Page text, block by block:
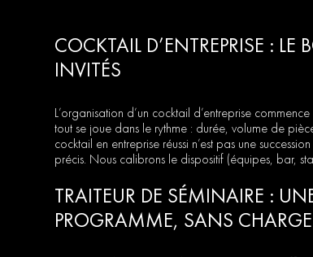
COCKTAIL D’ENTREPRISE :
INVITÉS
L’organisation d’un cocktail d’entreprise
tout se joue dans le rythme : durée, volume de
cocktail en entreprise réussi n’est pas une
précis. Nous calibrons le dispositif (équipes, bar,
TRAITEUR DE SÉMINAIRE :
PROGRAMME, SANS